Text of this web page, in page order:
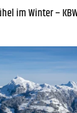
im Winter –